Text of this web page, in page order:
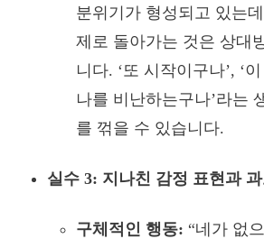
분위기가 형성되고 있는
제로 돌아가는 것은 상대
니다. ‘또 시작이구나’, ‘
나를 비난하는구나’라는
를 꺾을 수 있습니다.
실수 3: 지나친 감정 표현과
구체적인 행동: “네가 없